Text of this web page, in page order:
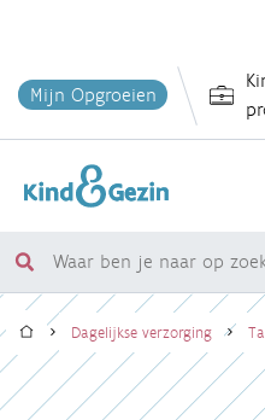
en
inhoud
Mijn Opgroeien
Waar
ben
je
naar
op
Kruimelpad
HomeDagelijkse verzorging